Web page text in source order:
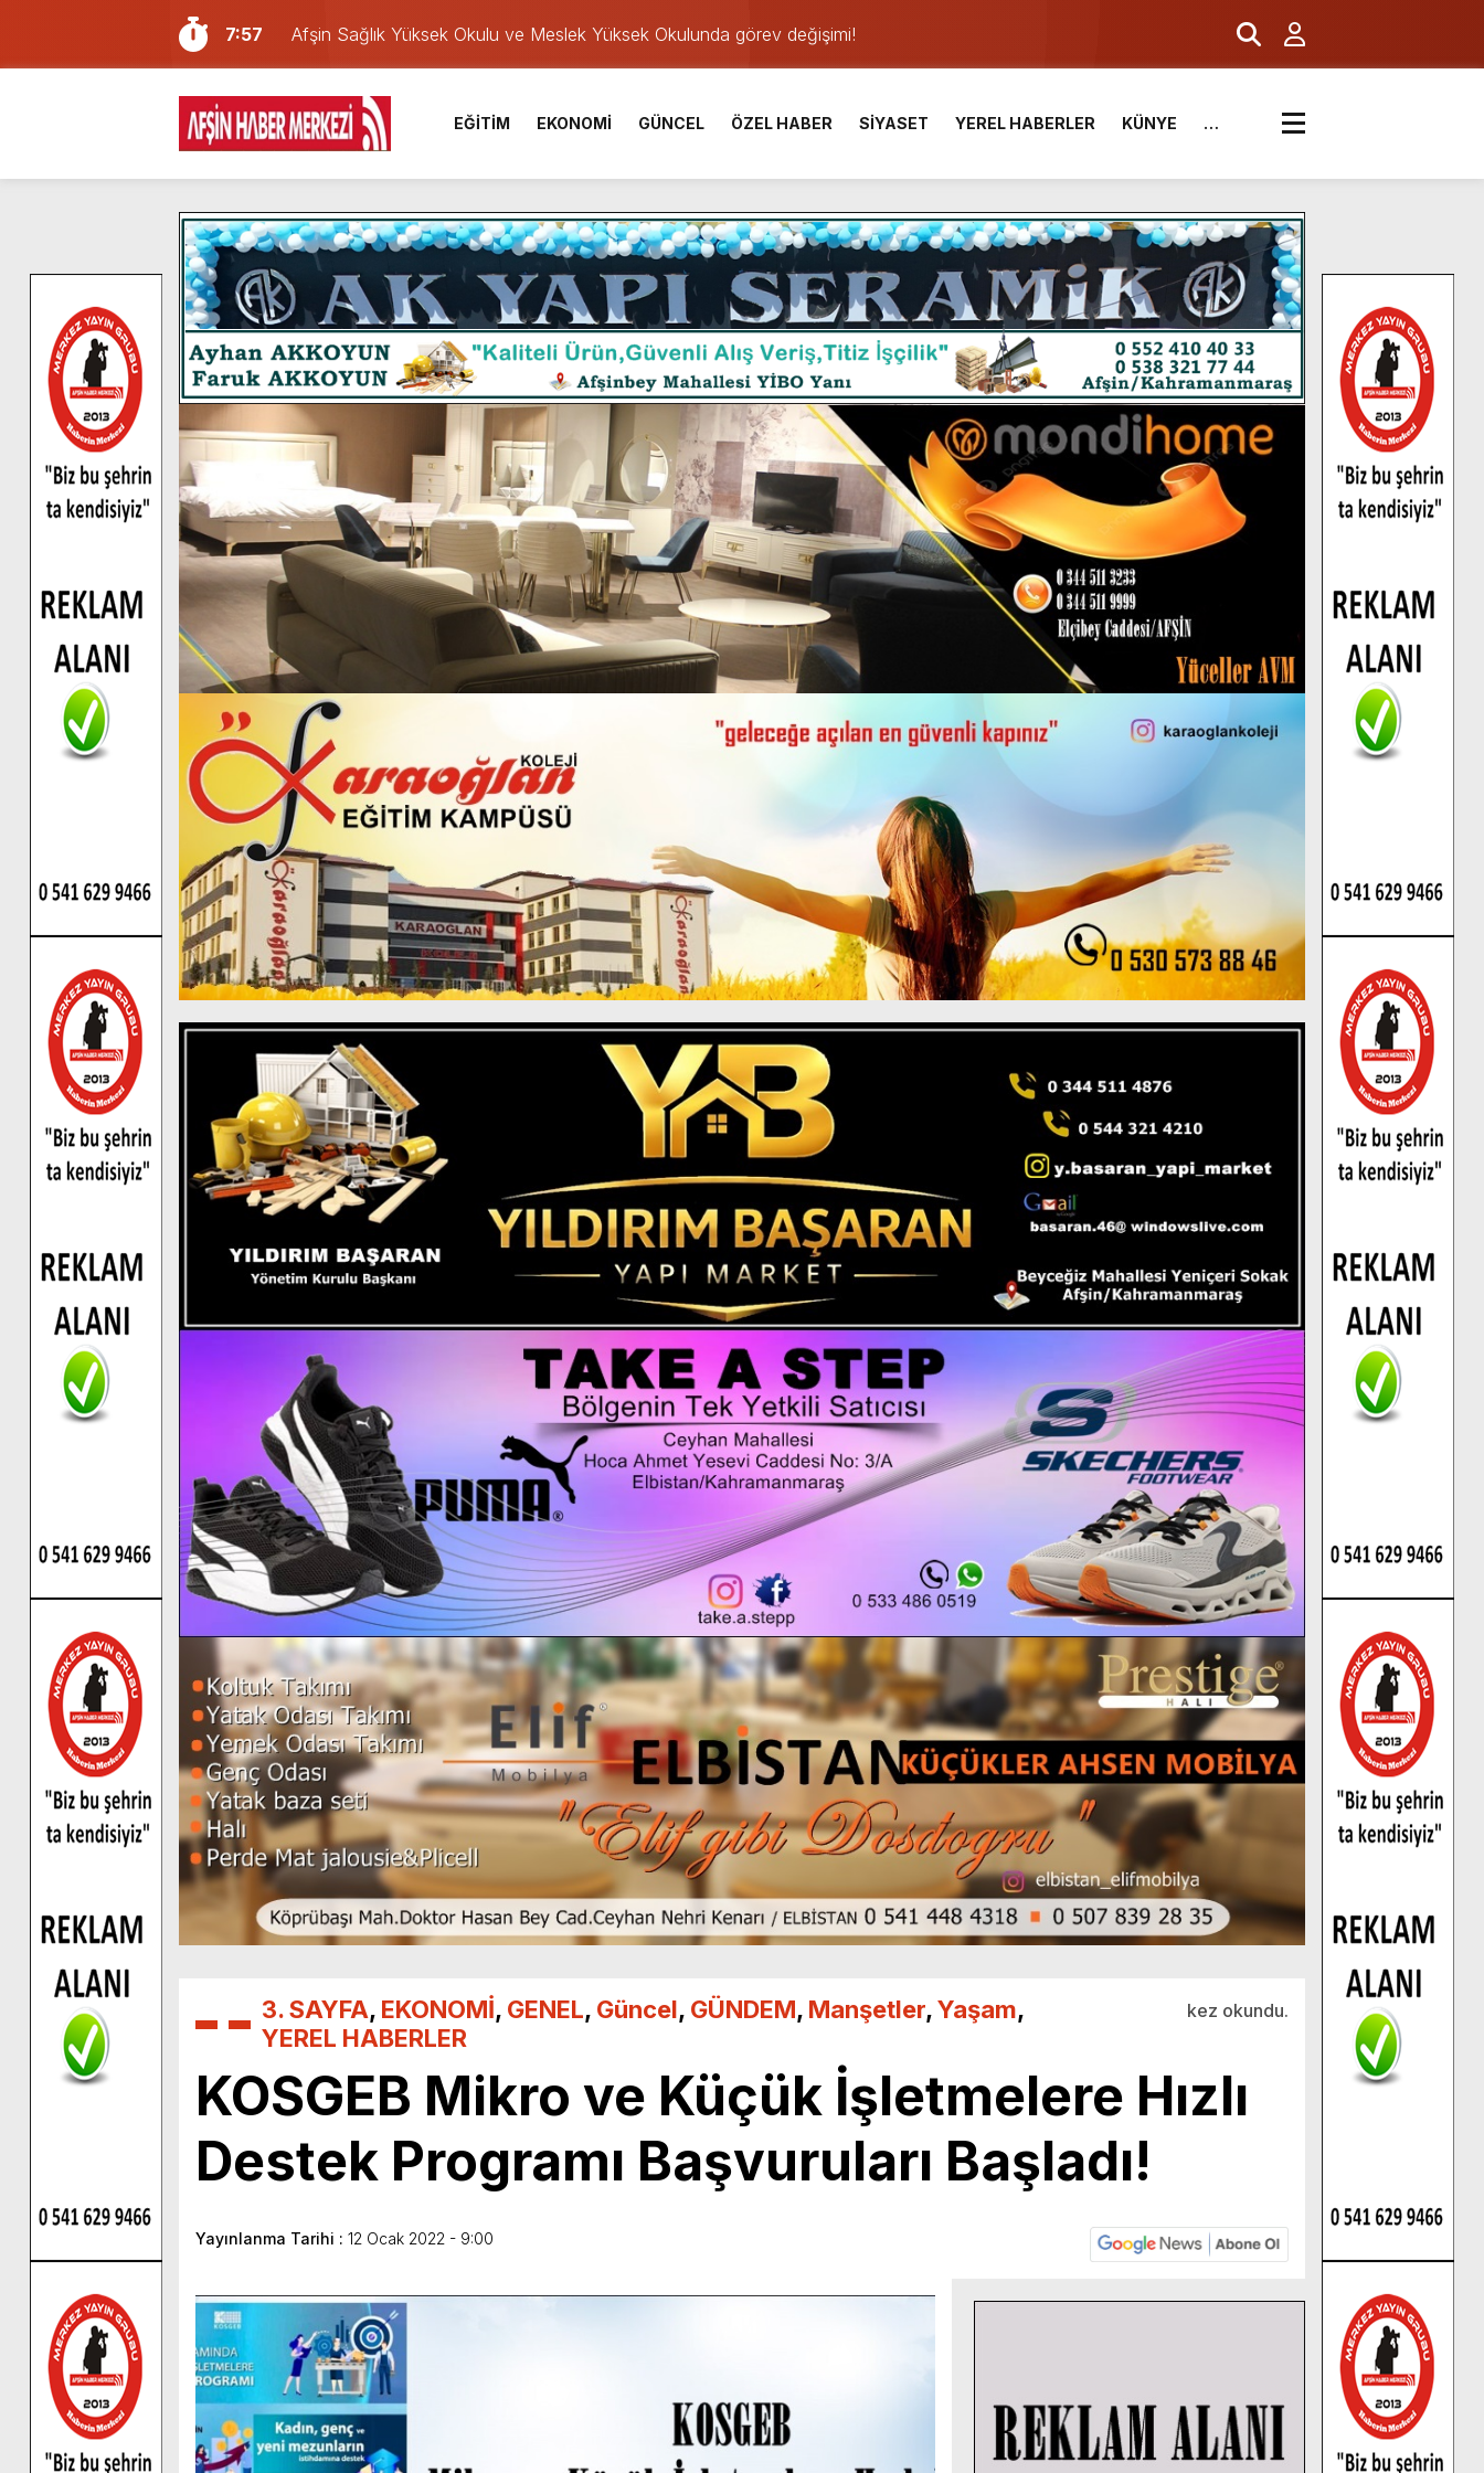
7:57
Afşin Sağlık Yüksek Okulu ve Meslek Yüksek Okulunda görev değişimi!
6:31
Onikişubat Belediyesi’nin Üniversite Hazırlık Kursu başvurularında son gün 7 Ağustos.
16:10
Uluslararası Bisiklet Yarışması’nda En Zorlu Etap Tamamlandı.
13:27
NOTER ONAYLI TYP LİSTESİ YAYINLANDI.
11:22
KAFUM Fuar Alanı Bulut ve Yavuz’un Ezgileriyle Şenlendi.
8:06
Afşinli bir hemşehrimizin de olduğu Filistin Konvoyu, güçlenerek ilerliyor.
14:05
Madrigal, Perşembe Günü KAFUM’da Sahne Alacak.
7:39
KEDİNİZ Mİ VAR?
7:27
Cumhurbaşkanı Erdoğan, Ayser Çalık Ortaokulu Şehitlerinin Aileleriyle Bir Araya Geldi.
8:58
GÖZYAŞI RAHMETTİR
EĞİTİM EKONOMİ GÜNCEL ÖZEL HABER SİYASET YEREL HABERLER KÜNYE …
3. SAYFA, EKONOMİ, GENEL, Güncel, GÜNDEM, Manşetler,Yaşam,
YEREL HABERLER
kez okundu.
KOSGEB Mikro ve Küçük İşletmelere Hızlı
Destek Programı Başvuruları Başladı!
Yayınlanma Tarihi : 12 Ocak 2022 - 9:00